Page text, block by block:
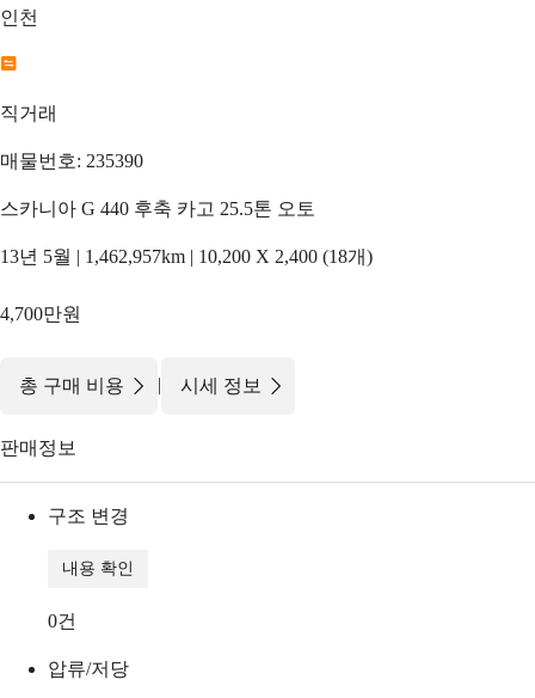
인천
직거래
매물번호: 235390
스카니아 G 440 후축 카고 25.5톤 오토
13년 5월 | 1,462,957km | 10,200 X 2,400 (18개)
4,700만원
총 구매 비용 | 시세 정보
판매정보
구조 변경
내용 확인
0건
압류/저당